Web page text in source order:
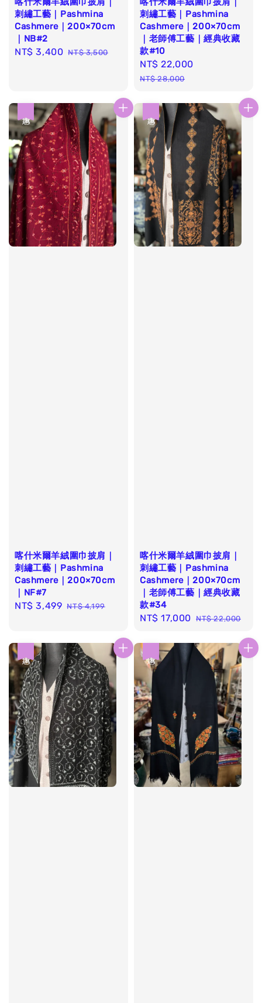
刺繡工藝｜Pashmina
Cashmere｜200×70cm
｜NB#2
Sale
NT$ 3,400 Regular
NT$ 3,500
刺繡工藝｜Pashmina
Cashmere｜200×70cm
｜老師傅工藝｜經典收藏
款#10
Sale
price
NT$ 22,000
NT$ 28,000
喀什米爾羊絨圍巾披肩｜
刺繡工藝｜Pashmina
Cashmere｜200×70cm
｜NF#7
Sale
NT$ 3,499 Regular
NT$ 4,199
喀什米爾羊絨圍巾披肩｜
刺繡工藝｜Pashmina
Cashmere｜200×70cm
｜老師傅工藝｜經典收藏
款#34
Sale
NT$ 17,000 Regular
NT$ 22,000